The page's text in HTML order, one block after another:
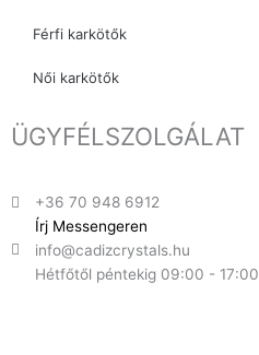
Férfi karkötők
Női karkötők
ÜGYFÉLSZOLGÁLAT
+36 70 948 6912
Írj Messengeren
info@cadizcrystals.hu
Hétfőtől péntekig 09:00 - 17:00